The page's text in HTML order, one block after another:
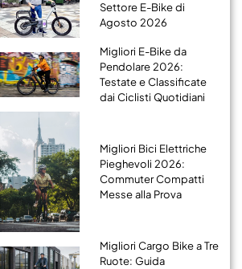
Settore E-Bike di
Agosto 2026
Migliori E-Bike da
Pendolare 2026:
Testate e Classificate
dai Ciclisti Quotidiani
Migliori Bici Elettriche
Pieghevoli 2026:
Commuter Compatti
Messe alla Prova
Migliori Cargo Bike a Tre
Ruote: Guida